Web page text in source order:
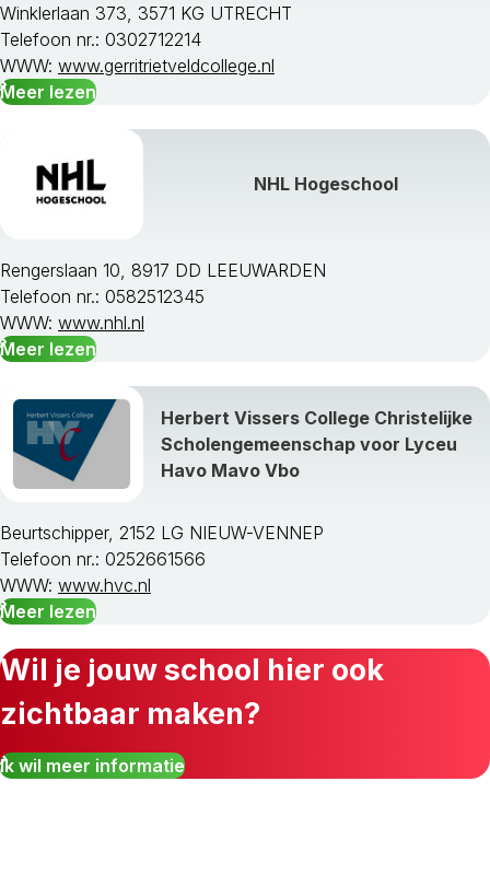
Winklerlaan 373, 3571 KG UTRECHT
Telefoon nr.: 0302712214
WWW: www.gerritrietveldcollege.nl
Meer lezen
NHL Hogeschool
Rengerslaan 10, 8917 DD LEEUWARDEN
Telefoon nr.: 0582512345
WWW: www.nhl.nl
Meer lezen
Herbert Vissers College Christelijke
Scholengemeenschap voor Lyceu
Havo Mavo Vbo
Beurtschipper, 2152 LG NIEUW-VENNEP
Telefoon nr.: 0252661566
WWW: www.hvc.nl
Meer lezen
Wil je jouw school hier ook
zichtbaar maken?
Ik wil meer informatie